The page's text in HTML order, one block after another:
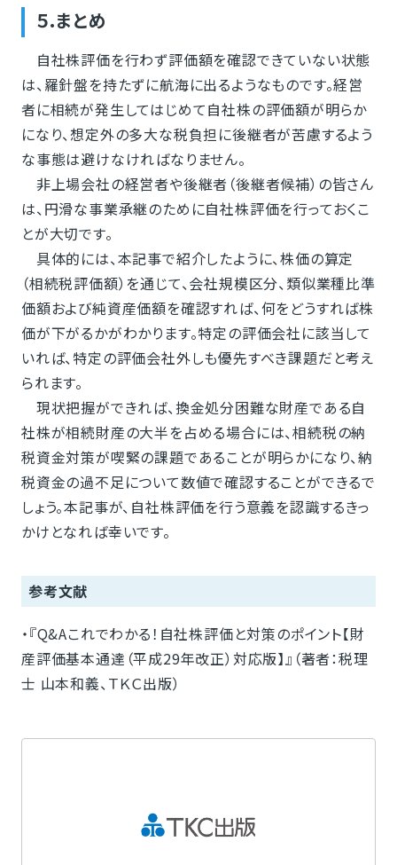
５.まとめ
自社株評価を行わず評価額を確認できていない状態
は、羅針盤を持たずに航海に出るようなものです。経営
者に相続が発生してはじめて自社株の評価額が明らか
になり、想定外の多大な税負担に後継者が苦慮するよう
な事態は避けなければなりません。
非上場会社の経営者や後継者（後継者候補）の皆さん
は、円滑な事業承継のために自社株評価を行っておくこ
とが大切です。
具体的には、本記事で紹介したように、株価の算定
（相続税評価額）を通じて、会社規模区分、類似業種比準
価額および純資産価額を確認すれば、何をどうすれば株
価が下がるかがわかります。特定の評価会社に該当して
いれば、特定の評価会社外しも優先すべき課題だと考え
られます。
現状把握ができれば、換金処分困難な財産である自
社株が相続財産の大半を占める場合には、相続税の納
税資金対策が喫緊の課題であることが明らかになり、納
税資金の過不足について数値で確認することができるで
しょう。本記事が、自社株評価を行う意義を認識するきっ
かけとなれば幸いです。
参考文献
・『Q&Aこれでわかる！自社株評価と対策のポイント【財
産評価基本通達（平成29年改正）対応版】』（著者：税理
士 山本和義、ＴＫＣ出版）